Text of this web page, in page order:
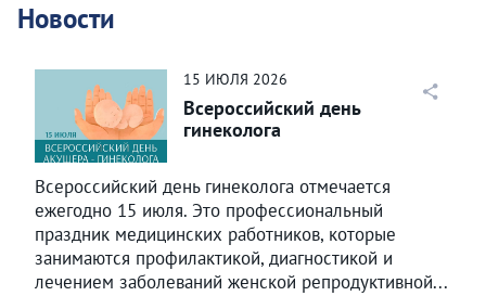
Новости
15 ИЮЛЯ 2026
Всероссийский день
гинеколога
Всероссийский день гинеколога отмечается
ежегодно 15 июля. Это профессиональный
праздник медицинских работников, которые
занимаются профилактикой, диагностикой и
лечением заболеваний женской репродуктивной...